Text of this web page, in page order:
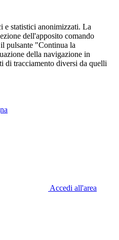
e statistici anonimizzati. La
dell'apposito comando
pulsante "Continua la
della navigazione in
di tracciamento diversi da quelli
Accedi all'area